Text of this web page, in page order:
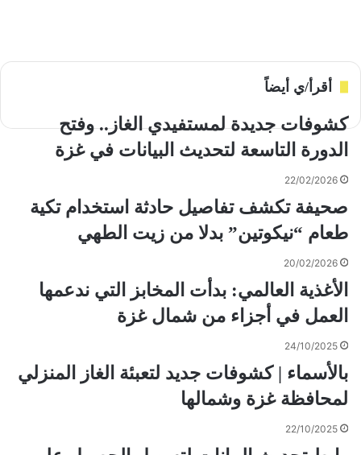
أقرأ/ي أيضاً
كشوفات جديدة لمستفيدي الغاز.. وفتح
الدورة التاسعة لتحديث البيانات في غزة
22/02/2026
صحيفة تكشف تفاصيل حادثة استخدام تكية
طعام “نيكوتين” بدلا من زيت الطهي
20/02/2026
الأغذية العالمي: بدأت المخابز التي ندعمها
العمل في أجزاء من شمال غزة
24/10/2025
بالأسماء | كشوفات جديد لتعبئة الغاز المنزلي
لمحافظة غزة وشمالها
22/10/2025